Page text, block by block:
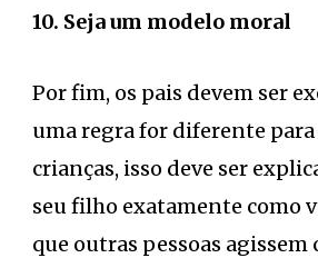
10. Seja um modelo moral
Por fim, os pais devem ser
uma regra for diferente
crianças, isso deve ser
seu filho exatamente como
que outras pessoas agissem